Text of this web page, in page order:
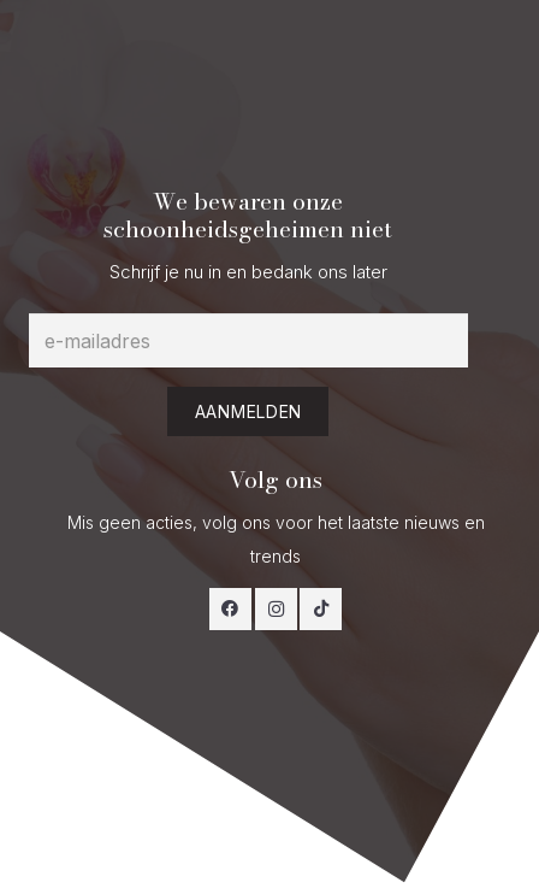
We bewaren onze
schoonheidsgeheimen niet
Schrijf je nu in en bedank ons later
AANMELDEN
Volg ons
Mis geen acties, volg ons voor het laatste nieuws en
trends